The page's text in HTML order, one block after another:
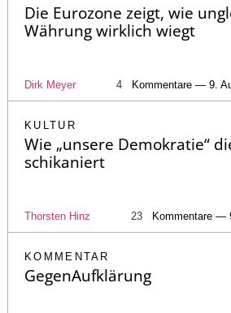
Die Eurozone zeigt, wie
Währung wirklich wiegt
Dirk Meyer 4 Kommentare — 9.
KULTUR
Wie „unsere Demokratie“
schikaniert
Thorsten Hinz 23 Kommentare —
KOMMENTAR
GegenAufklärung